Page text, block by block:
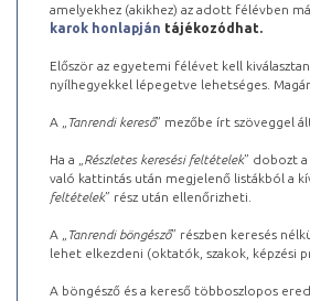
amelyekhez (akikhez) az adott félévben
karok honlapján tájékozódhat.
Először az egyetemi félévet kell
nyílhegyekkel lépegetve lehetséges.
A „ Tanrendi kereső” mezőbe írt szöveggel
Ha a „ Részletes keresési feltételek” dobozt
való kattintás után megjelenő listákból a
feltételek” rész után ellenőrizheti.
A „ Tanrendi böngésző” részben keresés
lehet elkezdeni (oktatók, szakok, képzési
A böngésző és a kereső többoszlopos